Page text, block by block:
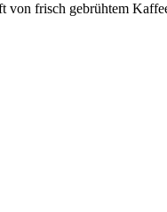
frisch gebrühtem